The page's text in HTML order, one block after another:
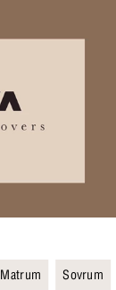
Matrum Sovrum